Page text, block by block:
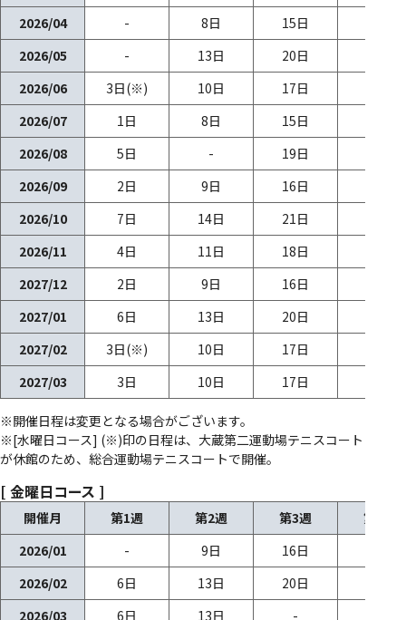
2026/04
- 8日 15日
2026/05
- 13日 20日
2026/06
3日(※) 10日 17日
2026/07
1日 8日 15日
2026/08
5日 - 19日
2026/09
2日 9日 16日
2026/10
7日 14日 21日
2026/11
4日 11日 18日
2027/12
2日 9日 16日
2027/01
6日 13日 20日
2027/02
3日(※) 10日 17日
2027/03
3日 10日 17日
※開催日程は変更となる場合がございます。
※[水曜日コース] (※)印の日程は、大蔵第二運動場テニスコート
が休館のため、総合運動場テニスコートで開催。
[ 金曜日コース ]
開催月 第1週 第2週 第3週
第4週
2026/01
- 9日 16日
2026/02
6日 13日 20日
2026/03
6日 13日 -